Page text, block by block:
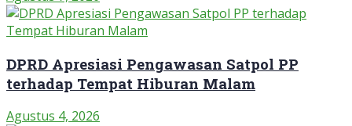
DPRD Apresiasi Pengawasan Satpol PP
terhadap Tempat Hiburan Malam
Agustus 4, 2026